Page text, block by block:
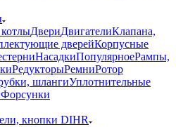
ДвериДвигателиКлапана,
дверейКорпусные
НасадкиПопулярноеРампы,
РедукторыРемниРотор
шлангиУплотнительные
Форсунки
кнопки DIHR